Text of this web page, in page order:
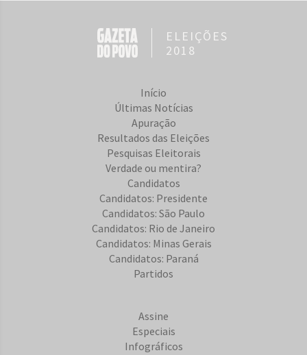
ELEIÇÕES
2018
Início
Últimas Notícias
Apuração
Resultados das Eleições
Pesquisas Eleitorais
Verdade ou mentira?
Candidatos
Candidatos: Presidente
Candidatos: São Paulo
Candidatos: Rio de Janeiro
Candidatos: Minas Gerais
Candidatos: Paraná
Partidos
Assine
Especiais
Infográficos